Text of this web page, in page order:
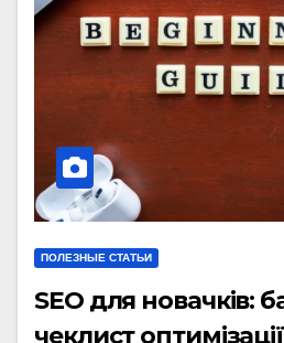
ПОЛЕЗНЫЕ СТАТЬИ
SEO для новачків:
чеклист